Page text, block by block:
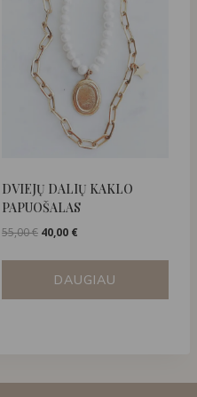
DVIEJŲ DALIŲ KAKLO
PAPUOŠALAS
55,00€ Original
was:
55,00 €.
40,00 €
is:
40,00 €.
DAUGIAU